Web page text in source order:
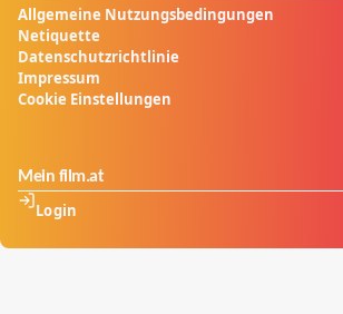
Allgemeine Nutzungsbedingungen
Netiquette
Datenschutzrichtlinie
Impressum
Cookie Einstellungen
Mein film.at
Login